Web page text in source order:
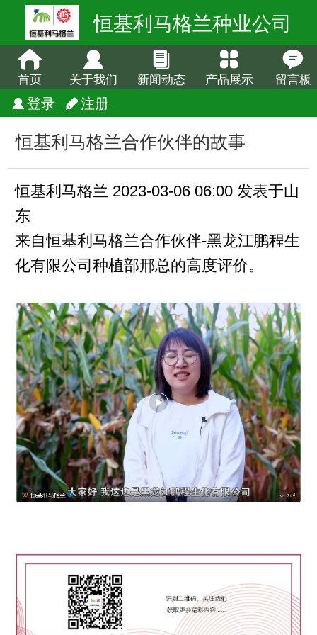
恒基利马格兰种业公司
首页 关于我们 新闻动态 产品展示 留言板
登录 注册
恒基利马格兰合作伙伴的故事
恒基利马格兰 2023-03-06 06:00 发表于山
东
来自恒基利马格兰合作伙伴-黑龙江鹏程生
化有限公司种植部邢总的高度评价。